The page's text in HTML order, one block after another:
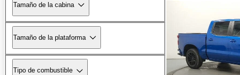
Tamaño de la cabina
Tamaño de la plataforma
Tipo de combustible